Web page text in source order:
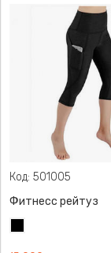
Код: 501005
Фитнесс рейтуз